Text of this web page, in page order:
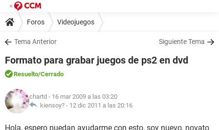
Foros Videojuegos
Tema Anterior Siguiente Tema
Formato para grabar juegos de ps2 en dvd
Resuelto/Cerrado
chartd - 16 mar 2009 a las 03:20
kiensoy? - 12 dic 2011 a las 20:16
Hola, espero puedan ayudarme con esto, soy nuevo, novato